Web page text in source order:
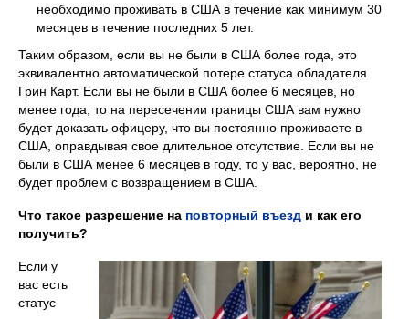
необходимо проживать в США в течение как минимум 30
месяцев в течение последних 5 лет.
Таким образом, если вы не были в США более года, это
эквивалентно автоматической потере статуса обладателя
Грин Карт. Если вы не были в США более 6 месяцев, но
менее года, то на пересечении границы США вам нужно
будет доказать офицеру, что вы постоянно проживаете в
США, оправдывая свое длительное отсутствие. Если вы не
были в США менее 6 месяцев в году, то у вас, вероятно, не
будет проблем с возвращением в США.
Что такое разрешение на повторный въезд и как его
получить?
Если у
вас есть
статус